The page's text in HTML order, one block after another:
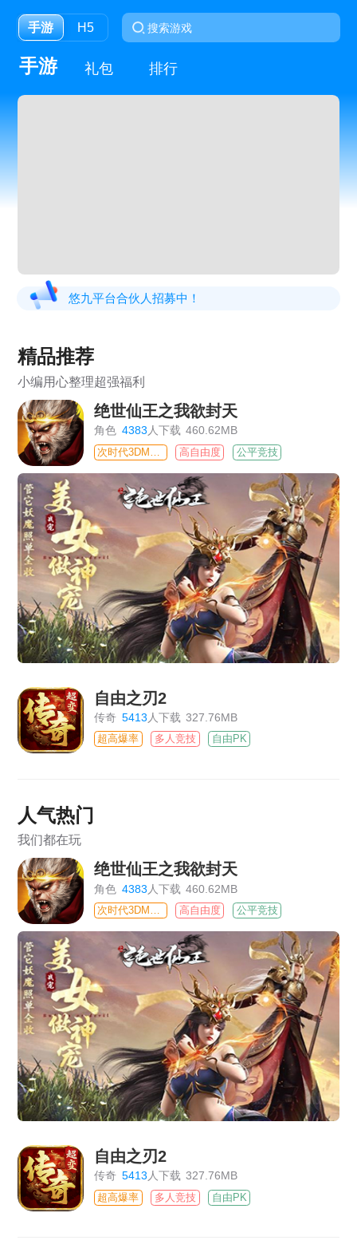
手游 H5
手游 礼包 排行
悠九平台合伙人招募中！
精品推荐
小编用心整理超强福利
绝世仙王之我欲封天
角色 4383人下载 460.62MB
高自由度 公平竞技
自由之刃2
传奇 5413 人下载 327.76MB
超高爆率 多人竞技 自由PK
人气热门
我们都在玩
绝世仙王之我欲封天
角色 4383 人下载 460.62MB
高自由度 公平竞技
自由之刃2
传奇 5413人下载 327.76MB
超高爆率 多人竞技 自由PK